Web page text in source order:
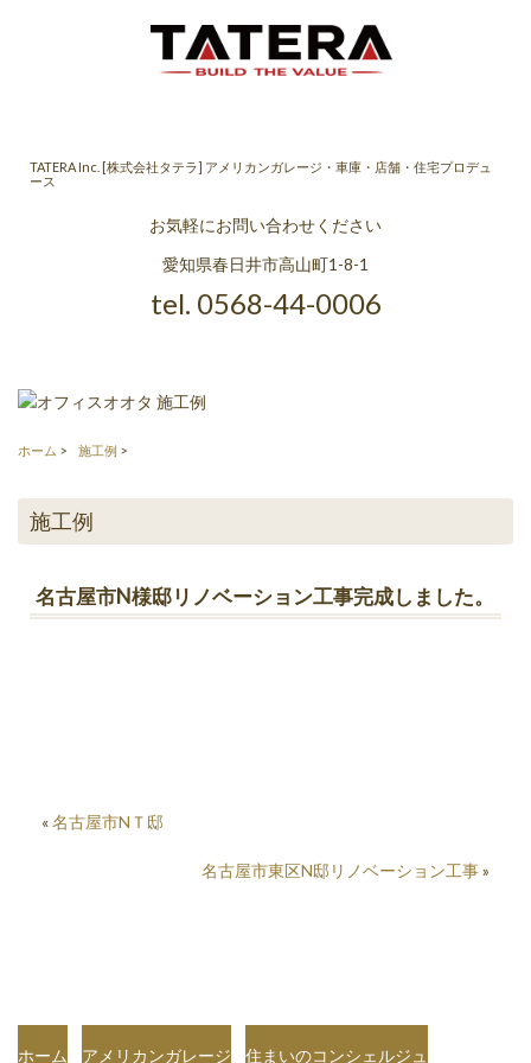
TATERA Inc. [株式会社タテラ] アメリカンガレージ・車庫・店舗・住宅プロデュ
ース
お気軽にお問い合わせください
愛知県春日井市高山町1-8-1
tel. 0568-44-0006
ホーム 施工例
施工例
名古屋市N様邸リノベーション工事完成しました。
«名古屋市NＴ邸
名古屋市東区N邸リノベーション工事»
ホーム アメリカンガレージ 住まいのコンシェルジュ